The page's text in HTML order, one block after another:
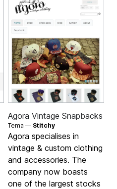
Agora Vintage Snapbacks
Tema — Stitchy
Agora specialises in
vintage & custom clothing
and accessories. The
company now boasts
one of the largest stocks